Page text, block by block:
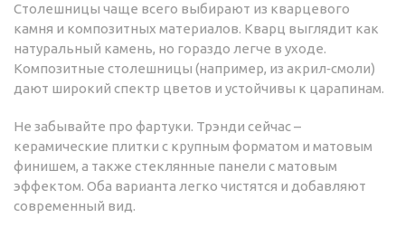
Столешницы чаще всего выбирают из кварцевого
камня и композитных материалов. Кварц выглядит как
натуральный камень, но гораздо легче в уходе.
Композитные столешницы (например, из акрил‑смоли)
дают широкий спектр цветов и устойчивы к царапинам.
Не забывайте про фартуки. Трэнди сейчас –
керамические плитки с крупным форматом и матовым
финишем, а также стеклянные панели с матовым
эффектом. Оба варианта легко чистятся и добавляют
современный вид.